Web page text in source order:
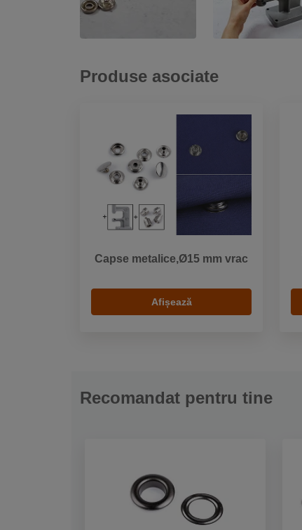
Produse asociate
Capse metalice,Ø15 mm vrac
Afișează
Recomandat pentru tine